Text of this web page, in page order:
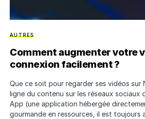
AUTRES
Comment augmenter votre
connexion facilement ?
Que ce soit pour regarder ses vidéos sur
ligne du contenu sur les réseaux sociaux
App (une application hébergée
gourmande en ressources, il est toujours